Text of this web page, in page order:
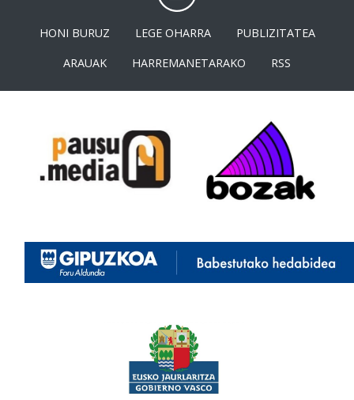
HONI BURUZ LEGE OHARRA
PUBLIZITATEA
ARAUAK
HARREMANETARAKO RSS